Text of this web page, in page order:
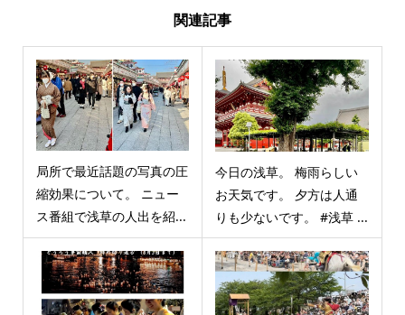
関連記事
局所で最近話題の写真の圧
縮効果について。 ニュー
ス番組で浅草の人出を紹...
今日の浅草。 梅雨らしい
お天気です。 夕方は人通
りも少ないです。 #浅草 ...